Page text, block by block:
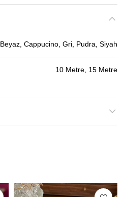
Beyaz, Cappucino, Gri, Pudra, Siyah
10 Metre, 15 Metre